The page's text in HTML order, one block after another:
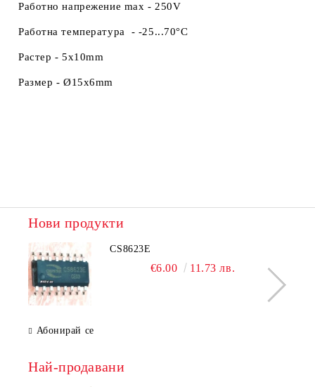
Работно напрежение max - 250V
Работна температура - -25...70°C
Растер -5x10mm
Размер -Ø15x6mm
Нови продукти
CS8623E
€6.00 11.73 лв.
Абонирай се
Най-продавани